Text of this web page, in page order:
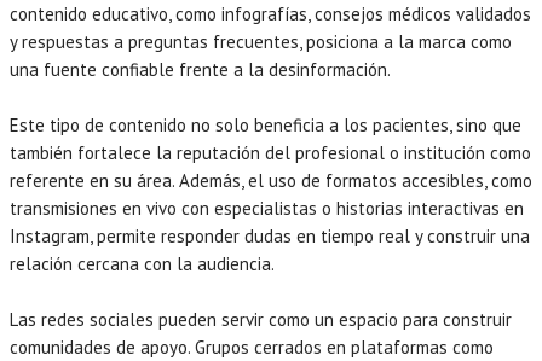
contenido educativo, como infografías, consejos médicos validados
y respuestas a preguntas frecuentes, posiciona a la marca como
una fuente confiable frente a la desinformación.
Este tipo de contenido no solo beneficia a los pacientes, sino que
también fortalece la reputación del profesional o institución como
referente en su área. Además, el uso de formatos accesibles, como
transmisiones en vivo con especialistas o historias interactivas en
Instagram, permite responder dudas en tiempo real y construir una
relación cercana con la audiencia.
Las redes sociales pueden servir como un espacio para construir
comunidades de apoyo. Grupos cerrados en plataformas como